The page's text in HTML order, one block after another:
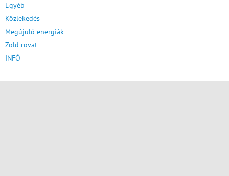
Egyéb
Közlekedés
Megújuló energiák
Zöld rovat
INFÓ